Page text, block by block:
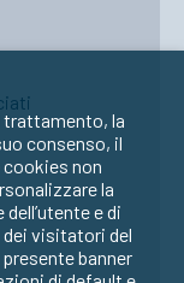
trattamento, la
consenso, il
non
la
e di
visitatori del
banner